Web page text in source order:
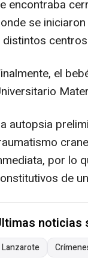
encontraba
se
distintos
el
autopsia
por lo
de
noticias
Lanzarote